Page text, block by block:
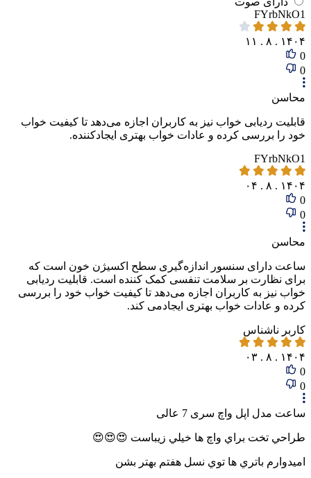
FYrbNkO1
۱۴۰۴ . ۸ . ۱۱
0
0
محاسن
قابلیت ردیابی خواب نیز به کاربران اجازه می‌دهد تا کیفیت خواب
خود را بررسی کرده و عادات خواب بهتری ایجادکننده.
FYrbNkO1
۱۴۰۴ . ۸ . ۰۴
0
0
محاسن
ساعت دارای سنسور اندازه‌گیری سطح اکسیژن خون است که
برای نظارت بر سلامت تنفسی کمک کننده است. قابلیت ردیابی
خواب نیز به کاربران اجازه می‌دهد تا کیفیت خواب خود را بررسی
کرده و عادات خواب بهتری ایجادمی کند.
کاربر ناشناس
۱۴۰۴ . ۸ . ۰۳
0
0
ساعت مدل اپل واچ سری 7 عالی
طراحي تخت براي واچ ها خيلي زيباست 😍😍😍
اميدوارم باتري ها توي نسل هفتم بهتر بشن